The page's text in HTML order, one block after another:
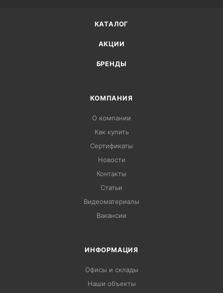
КАТАЛОГ
АКЦИИ
БРЕНДЫ
КОМПАНИЯ
О компании
Как купить
Сертификаты
Новости
Контакты
Статьи
Видеоматериалы
Вакансии
ИНФОРМАЦИЯ
Офисы и склады
Наши объекты